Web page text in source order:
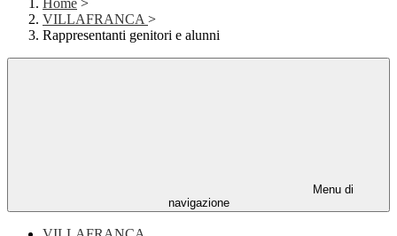
Home >
VILLAFRANCA >
Rappresentanti genitori e alunni
Menu di
navigazione